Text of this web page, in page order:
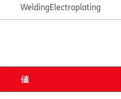
WeldingElectroplating
値